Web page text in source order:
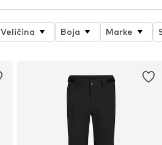
Veličina Boja Marke